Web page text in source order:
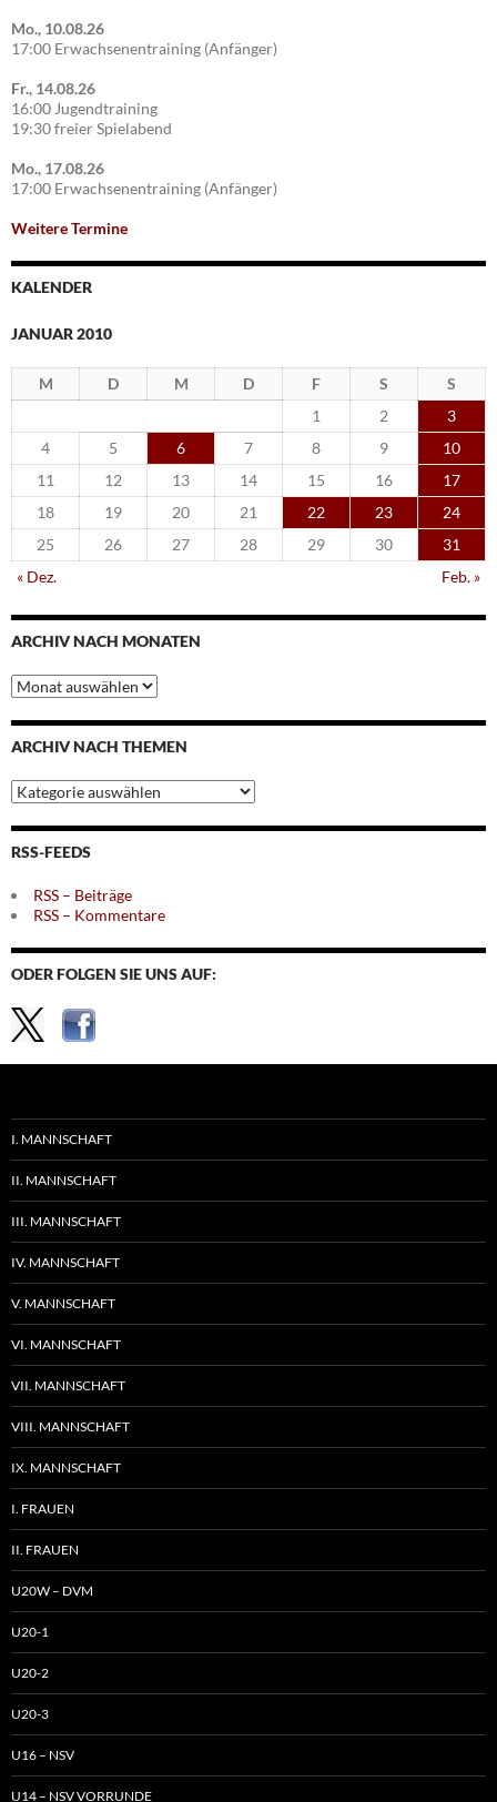
Mo., 10.08.26
17:00 Erwachsenentraining (Anfänger)
Fr., 14.08.26
16:00 Jugendtraining
19:30 freier Spielabend
Mo., 17.08.26
17:00 Erwachsenentraining (Anfänger)
Weitere Termine
KALENDER
JANUAR 2010
M D M D F S
S
1
2
3
4
5 6 7 8 9
10
11
12 13 14 15 16
17
18
19 20 21 22 23
24
25
26 27 28 29 30
31
« Dez.
Feb. »
ARCHIV NACH MONATEN
Archiv
nach
Monaten
ARCHIV NACH THEMEN
Archiv
nach
Themen
RSS-FEEDS
RSS – Beiträge
RSS – Kommentare
ODER FOLGEN SIE UNS AUF:
I. MANNSCHAFT
II. MANNSCHAFT
III. MANNSCHAFT
IV. MANNSCHAFT
V. MANNSCHAFT
VI. MANNSCHAFT
VII. MANNSCHAFT
VIII. MANNSCHAFT
IX. MANNSCHAFT
I. FRAUEN
II. FRAUEN
U20W – DVM
U20-1
U20-2
U20-3
U16 – NSV
U14 – NSV VORRUNDE